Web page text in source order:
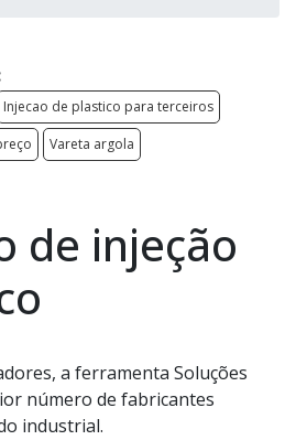
Injecao de plastico para terceiros
Vareta argola
de injeção
a ferramenta Soluções
número de fabricantes
industrial.